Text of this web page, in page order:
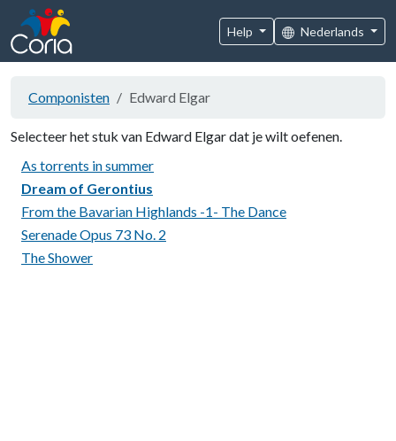
Help Nederlands
Componisten Edward Elgar
Selecteer het stuk van Edward Elgar dat je wilt oefenen.
As torrents in summer
Dream of Gerontius
From the Bavarian Highlands -1- The Dance
Serenade Opus 73 No. 2
The Shower